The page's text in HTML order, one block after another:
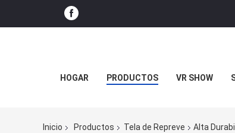
HOGAR PRODUCTOS VR SHOW
Inicio Productos Tela de Repreve Alta